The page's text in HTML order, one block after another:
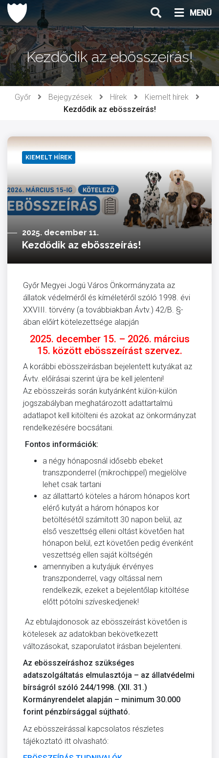
Ugrás
tartalomhoz
MENÜ
Kezdődik az ebösszeírás!
Győr Bejegyzések Hírek
Kiemelt hírek
Kezdődik az ebösszeírás!
KIEMELT HÍREK
2025. december 11.
Kezdődik az ebösszeírás!
Győr Megyei Jogú Város Önkormányzata az
állatok védelméről és kíméletéről szóló 1998. évi
XXVIII. törvény (a továbbiakban Ávtv.) 42/B. §-
ában előírt kötelezettsége alapján
2025. december 15. – 2026. március
15. között ebösszeírást szervez.
A korábbi ebösszeírásban bejelentett kutyákat az
Ávtv. előírásai szerint újra be kell jelenteni!
Az ebösszeírás során kutyánként külön-külön
jogszabályban meghatározott adattartalmú
adatlapot kell kitölteni és azokat az önkormányzat
rendelkezésére bocsátani.
Fontos információk:
a négy hónaposnál idősebb ebeket
transzponderrel (mikrochippel) megjelölve
lehet csak tartani
az állattartó köteles a három hónapos kort
elérő kutyát a három hónapos kor
betöltésétől számított 30 napon belül, az
első veszettség elleni oltást követően hat
hónapon belül, ezt követően pedig évenként
veszettség ellen saját költségén
amennyiben a kutyájuk érvényes
transzponderrel, vagy oltással nem
rendelkezik, ezeket a bejelentőlap kitöltése
előtt pótolni szíveskedjenek!
Az ebtulajdonosok az ebösszeírást követően is
kötelesek az adatokban bekövetkezett
változásokat, szaporulatot írásban bejelenteni.
Az ebösszeíráshoz szükséges
adatszolgáltatás elmulasztója – az állatvédelmi
bírságról szóló 244/1998. (XII. 31.)
Kormányrendelet alapján – minimum 30.000
forint pénzbírsággal sújtható.
Az ebösszeírással kapcsolatos részletes
tájékoztató itt olvasható: